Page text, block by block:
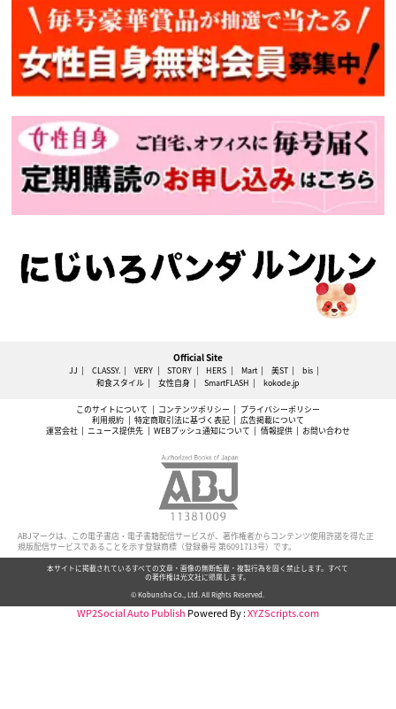
Official Site
JJ CLASSY. VERY STORY HERS Mart 美ST
bis
和食スタイル
女性自身 SmartFLASH kokode.jp
このサイトについて コンテンツポリシー
プライバシーポリシー
利用規約
特定商取引法に基づく表記
広告掲載について
運営会社
ニュース提供先 WEBプッシュ通知について 情報提供 お問い合わせ
ABJマークは、この電子書店・電子書籍配信サービスが、著作権者からコンテンツ使用許諾を得た正
規版配信サービスであることを示す登録商標（登録番号 第6091713号）です。
本サイトに掲載されているすべての文章・画像の無断転載・複製行為を固く禁止します。すべて
の著作権は光文社に帰属します。
© Kobunsha Co., Ltd. All Rights Reserved.
WP2Social Auto Publish Powered By :XYZScripts.com